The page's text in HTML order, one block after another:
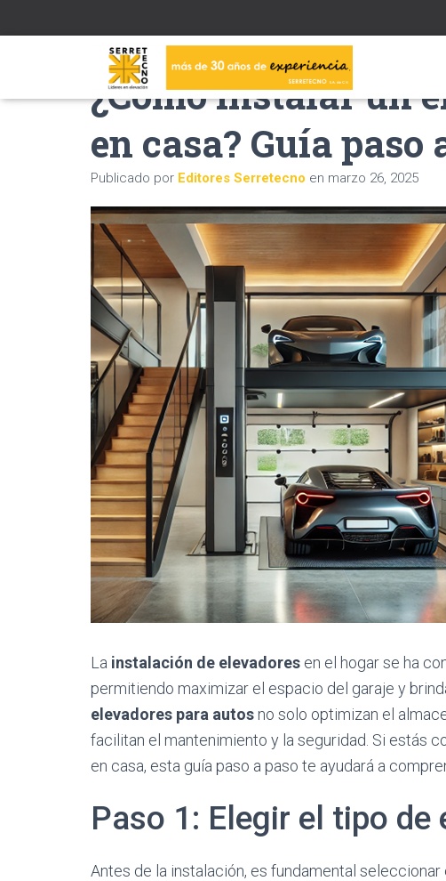
¿Cómo instalar un
en casa? Guía paso
Publicado por Editores Serretecno en marzo 26, 2025
La instalación de elevadores en el hogar se ha
permitiendo maximizar el espacio del garaje y
elevadores para autos no solo optimizan el
facilitan el mantenimiento y la seguridad. Si estás
en casa, esta guía paso a paso te ayudará a
Paso 1: Elegir el tipo de
Antes de la instalación, es fundamental seleccionar